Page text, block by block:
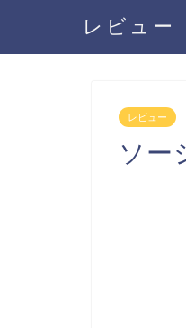
レビュー
レビュー
ソー